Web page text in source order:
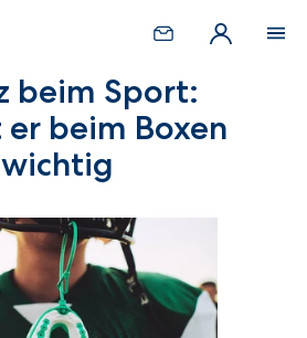
beim Sport:
er beim Boxen